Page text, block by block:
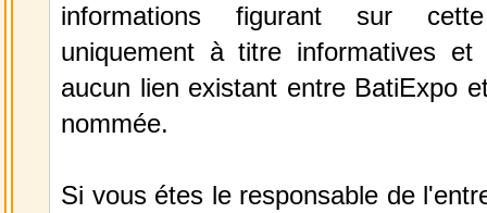
informations figurant sur
uniquement à titre informatives et
aucun lien existant entre BatiExpo
nommée.
Si vous étes le responsable de